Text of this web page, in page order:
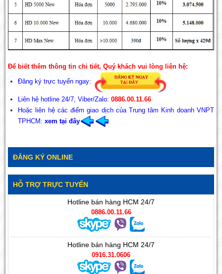
Để biết thêm thông tin chi tiết, Quý khách vui lòng liên hệ:
Đăng ký trực tuyến ngay:
Liên hệ hotline 24/7, Viber/Zalo:0886.00.11.66
Hoặc liên hệ các điểm giao dịch của Trung tâm Kinh doanh VNPT
TPHCM:xem tại đây
ĐĂNG KÝ ONLINE
HỖ TRỢ TRỰC TUYẾN
Hotline bán hàng HCM 24/7
0886.00.11.66
Hotline bán hàng HCM 24/7
0916.31.0606